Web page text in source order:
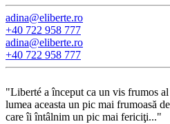
adina@eliberte.ro
+40 722 958 777
adina@­eliberte.ro
+40 722 958 777
"Liberté a început ca un vis frumos
lumea aceasta un pic mai frumoasă
care îi întâlnim un pic mai fericiţi..."